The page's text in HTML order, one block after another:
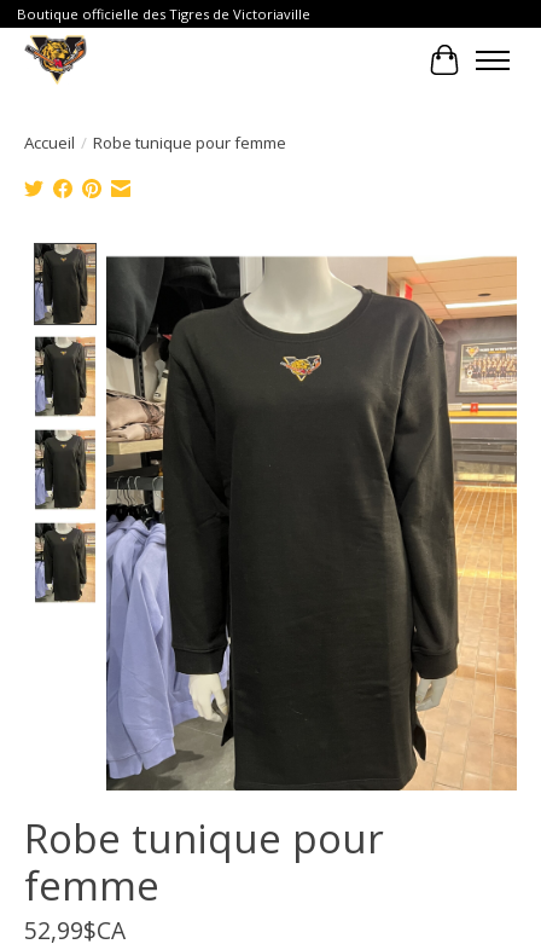
Boutique officielle des Tigres de Victoriaville
Panier
Accueil / Robe tunique pour femme
Product image slideshow Items
Robe tunique pour
femme
52,99$CA